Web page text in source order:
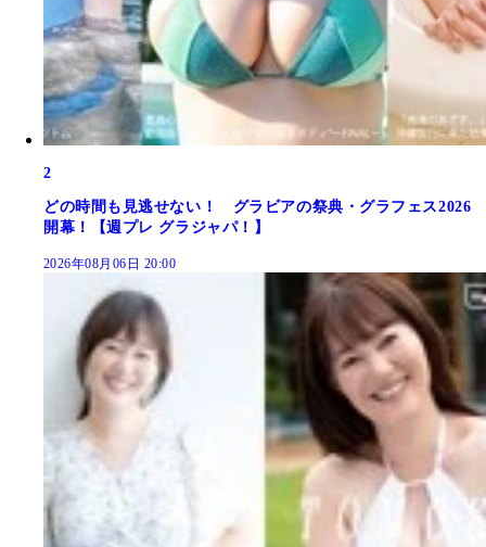
2
どの時間も見逃せない！ グラビアの祭典・グラフェス2026
開幕！【週プレ グラジャパ！】
2026年08月06日 20:00